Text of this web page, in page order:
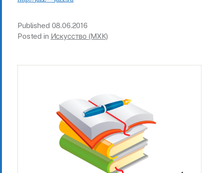
Published 08.06.2016
Posted in Искусство (МХК)